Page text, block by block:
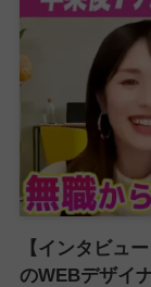
【インタビュ
のWEBデザイ